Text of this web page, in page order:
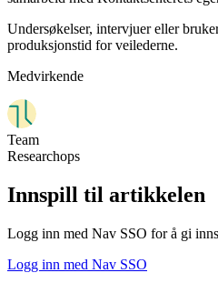
Undersøkelser, intervjuer eller
produksjonstid for veilederne.
Medvirkende
Team
Researchops
Innspill til artikkelen
Logg inn med Nav SSO for å gi
Logg inn med Nav SSO